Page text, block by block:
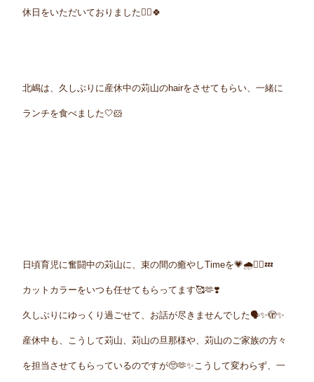
休日をいただいておりました🙇‍♀️🍀
北嶋は、久しぶりに産休中の苅山のhairをさせてもらい、一緒に
ランチを食べました🤍🐹
日頃育児に奮闘中の苅山に、束の間の癒やしTimeを💗🌧️💆‍♀️💤
カットカラーをいつも任せてもらってます🥰🫶❣️
久しぶりにゆっくり過ごせて、お話が尽きませんでした🗣️✨🫣✨
産休中も、こうして苅山、苅山の旦那様や、苅山のご家族の方々
を担当させてもらっているのですが🥺🫶✨こうして変わらず、一